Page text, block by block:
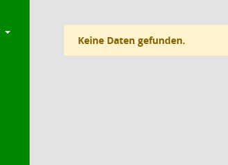
Keine Daten gefunden.